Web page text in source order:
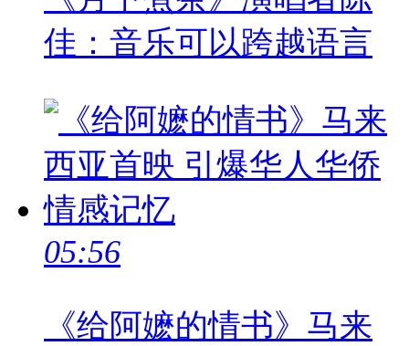
佳：音乐可以跨越语言
05:56
《给阿嬷的情书》马来